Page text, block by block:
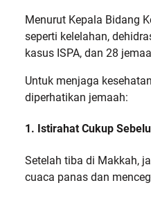
Menurut Kepala Bidang
seperti kelelahan,
kasus ISPA, dan 28
Untuk menjaga
diperhatikan jemaah:
1. Istirahat Cukup
Setelah tiba di Makkah,
cuaca panas dan